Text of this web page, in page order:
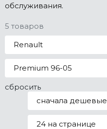
обслуживания.
5 товаров
Renault
Premium 96-05
сбросить
сначала дешевые
24 на странице